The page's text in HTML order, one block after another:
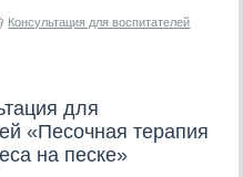
Консультация для воспитателей
для
«Песочная терапия
на песке»